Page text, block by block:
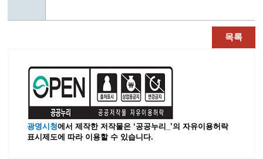
목록
광명시청에서 제작한 저작물은 ‘공공누리_’의 자유이용허락
표시제도에 따라 이용할 수 있습니다.